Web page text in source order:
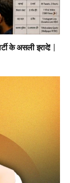
के असली इरादे! |